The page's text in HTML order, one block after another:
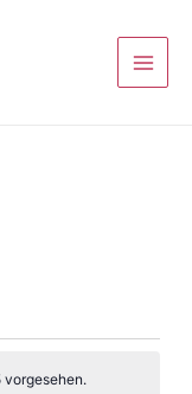
vorgesehen.